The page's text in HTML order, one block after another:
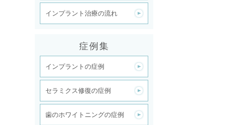
インプラント治療の流れ
症例集
インプラントの症例
セラミクス修復の症例
歯のホワイトニングの症例